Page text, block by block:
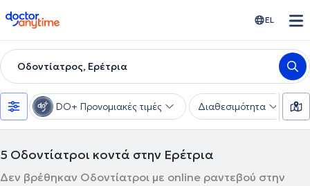
doctoranytime EL
Οδοντίατρος, Ερέτρια
DO+ Προνομιακές τιμές Διαθεσιμότητα
5 Οδοντίατροι κοντά στην Ερέτρια
Δεν βρέθηκαν Οδοντίατροι με online ραντεβού στην